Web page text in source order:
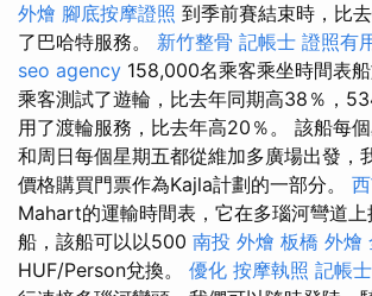
外燴 腳底按摩證照 到季前賽結束時，比
了巴哈特服務。 新竹整骨 記帳士 證照有
seo agency 158,000名乘客乘坐時間表
乘客測試了遊輪，比去年同期高38％，
用了渡輪服務，比去年高20％。 該船每
和周日每個星期五都從維加多廣場出發，
價格購買門票作為Kajla計劃的一部分。
Mahart的運輸時間表，它在多瑙河彎道
船，該船可以以500 南投 外燴 板橋 外燴
HUF/Person兌換。 優化 按摩執照 記帳